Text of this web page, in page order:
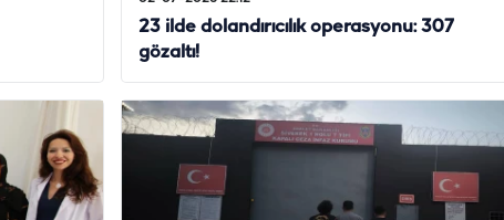
23 ilde dolandırıcılık operasyonu: 307
gözaltı!